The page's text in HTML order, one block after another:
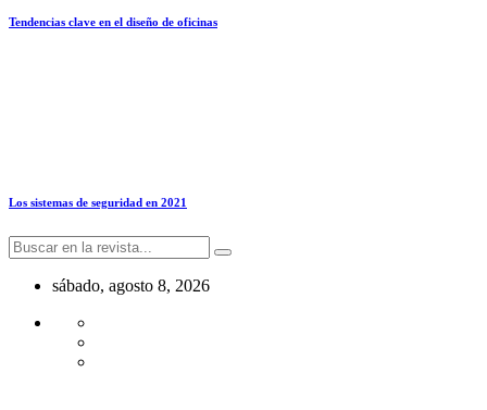
Tendencias clave en el diseño de oficinas
Los sistemas de seguridad en 2021
sábado, agosto 8, 2026